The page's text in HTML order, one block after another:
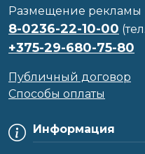
Информация
Размещение рекламы
8-0236-22-10-00
+375-29-680-75-80
Публичный договор
Способы оплаты